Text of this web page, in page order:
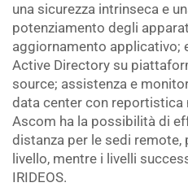
una sicurezza intrinseca e
potenziamento degli
aggiornamento applicativo;
Active Directory su
source; assistenza e
data center con reportistica
Ascom ha la possibilità di
distanza per le sedi remote,
livello, mentre i livelli
IRIDEOS.